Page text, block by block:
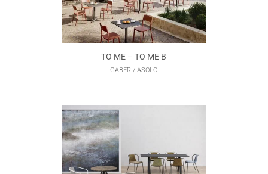
TO ME – TO ME B
GABER / ASOLO